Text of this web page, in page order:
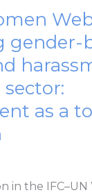
gender-
as a
in the